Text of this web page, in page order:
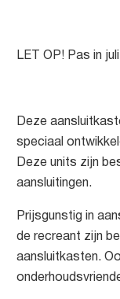
LET OP! Pas in
Deze
speciaal
Deze units zijn
aansluitingen.
Prijsgunstig in
de recreant zijn
aansluitkasten.